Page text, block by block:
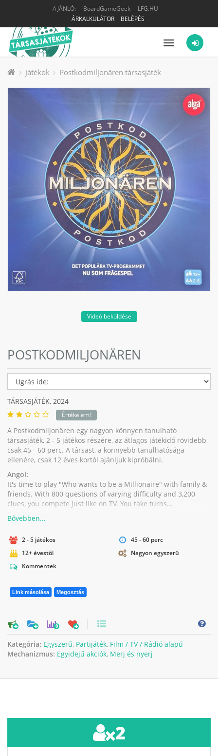
AJÁNLÓ: BoardGameGeek
LFG.HU
ÁRKALKULÁTOR
BELÉPÉS
Menü
Játékok Postkodmiljonären társasjáték
Videó beküldése
POSTKODMILJONÄREN
TÁRSASJÁTÉK, 2024
Értékelem!
A Postkodmiljonären egy nagyon könnyen tanulható
társasjáték, 2 - 5 játékos részére, az átlagos játékidő rövidebb,
csak 45 - 60 perc. A társast, a könnyebb tanulhatósága
ellenére, csak 12 éves kortól ajánljuk kipróbálni.
Angol:
It's time to play "Who wants to be a Millionaire" with family &
friends. With 800 questions of varying difficulty and 3,200
clues, you compete just like on TV. You take turns...
2 - 5 játékos
45 - 60 perc
12+ évestől
Nagyon egyszerű
Kommentek
Link másolása Megosztás
0
Kategória: Egyszerű, Partijáték, Film / TV / Rádió alapú
Mechanizmus: Egyidejű akciók, Merj és nyerj
2